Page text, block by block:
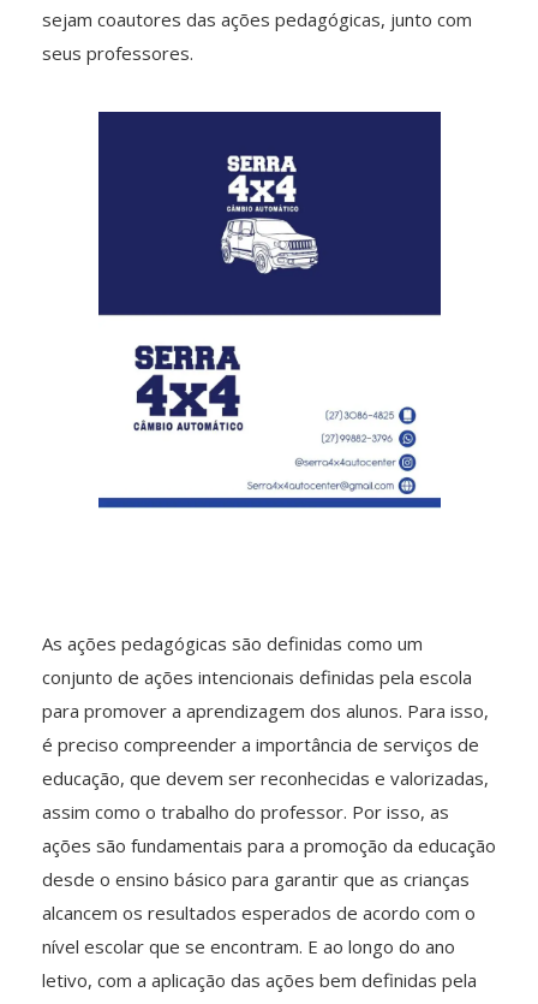
sejam coautores das ações pedagógicas, junto com
seus professores.
As ações pedagógicas são definidas como um
conjunto de ações intencionais definidas pela escola
para promover a aprendizagem dos alunos. Para isso,
é preciso compreender a importância de serviços de
educação, que devem ser reconhecidas e valorizadas,
assim como o trabalho do professor. Por isso, as
ações são fundamentais para a promoção da educação
desde o ensino básico para garantir que as crianças
alcancem os resultados esperados de acordo com o
nível escolar que se encontram. E ao longo do ano
letivo, com a aplicação das ações bem definidas pela